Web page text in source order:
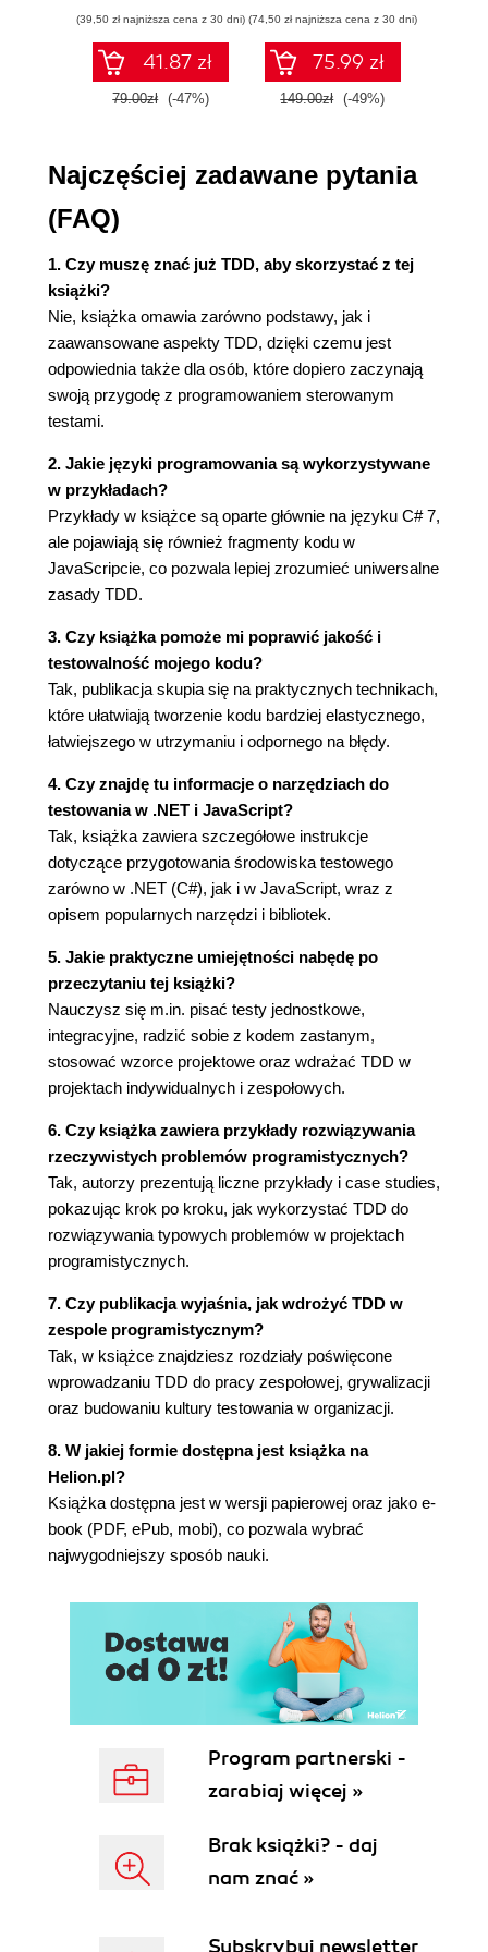
Szybsza praca 24
Różne rodzaje testów 25
Testy jednostkowe 25
Testy akceptacyjne 25
Liczba testów poszczególnych rodzajów 26
Aranżacja 26
Asercja 27
Wymagania 27
Dlaczego wymagania są ważne? 27
Historie użytkownika 27
Gherkin 29
Nasze pierwsze testy w C# 31
Nasze pierwsze testy w JavaScripcie 34
Dlaczego to ma znaczenie? 37
Podsumowanie 37
Rozdział 2. Przygotowanie środowiska testowego
w .NET 39
Przygotowanie VS Code 40
Tworzenie projektu w VS Code 44
Przygotowanie Visual Studio Community 45
Pobieranie Visual Studio Community 46
Instalacja Visual Studio Community 46
Programistyczne kata 47
Stworzenie projektu 47
Czym jest Speaker Meet? 50
Projekt Web API 51
Podsumowanie 55
w JavaScripcie 57
Node.js 57
Czym jest Node? 58
Po co nam Node? 58
Instalacja Node 58
Szybkie wprowadzenie do IDE dedykowanych dla
JavaScriptu 62
Visual Studio Code 63
WebStorm 64
Create React App 65
Czym jest Create React App? 66
Instalacja modułu globalnego 66
Tworzenie aplikacji za pomocą Reacta 66
Mocha i Chai 67
Szybkie kata sprawdzające środowisko 72
Wymagania 72
Rozpoczęcie kata 73
Podsumowanie 76
Rozdział 4. Co należy wiedzieć przed
rozpoczęciem pracy? 77
Wstrzykiwanie zależności 78
Wyodrębnianie oprogramowania
zewnętrznego 79
Sobowtóry testowe 79
Frameworki imitujące 80
Powitanie zależne od czasu 83
Kruche testy 84
Przykład wielopoziomowy 93
Podsumowanie 100
(39,50 zł najniższa cena z 30 dni)
41.87 zł
79.00zł (-47%)
(74,50 zł najniższa cena z 30 dni)
75.99 zł
149.00zł (-49%)
Najczęściej zadawane pytania
(FAQ)
1. Czy muszę znać już TDD, aby skorzystać z tej
książki?
Nie, książka omawia zarówno podstawy, jak i
zaawansowane aspekty TDD, dzięki czemu jest
odpowiednia także dla osób, które dopiero zaczynają
swoją przygodę z programowaniem sterowanym
testami.
2. Jakie języki programowania są wykorzystywane
w przykładach?
Przykłady w książce są oparte głównie na języku C# 7,
ale pojawiają się również fragmenty kodu w
JavaScripcie, co pozwala lepiej zrozumieć uniwersalne
zasady TDD.
3. Czy książka pomoże mi poprawić jakość i
testowalność mojego kodu?
Tak, publikacja skupia się na praktycznych technikach,
które ułatwiają tworzenie kodu bardziej elastycznego,
łatwiejszego w utrzymaniu i odpornego na błędy.
4. Czy znajdę tu informacje o narzędziach do
testowania w .NET i JavaScript?
Tak, książka zawiera szczegółowe instrukcje
dotyczące przygotowania środowiska testowego
zarówno w .NET (C#), jak i w JavaScript, wraz z
opisem popularnych narzędzi i bibliotek.
5. Jakie praktyczne umiejętności nabędę po
przeczytaniu tej książki?
Nauczysz się m.in. pisać testy jednostkowe,
integracyjne, radzić sobie z kodem zastanym,
stosować wzorce projektowe oraz wdrażać TDD w
projektach indywidualnych i zespołowych.
6. Czy książka zawiera przykłady rozwiązywania
rzeczywistych problemów programistycznych?
Tak, autorzy prezentują liczne przykłady i case studies,
pokazując krok po kroku, jak wykorzystać TDD do
rozwiązywania typowych problemów w projektach
programistycznych.
7. Czy publikacja wyjaśnia, jak wdrożyć TDD w
zespole programistycznym?
Tak, w książce znajdziesz rozdziały poświęcone
wprowadzaniu TDD do pracy zespołowej, grywalizacji
oraz budowaniu kultury testowania w organizacji.
8. W jakiej formie dostępna jest książka na
Helion.pl?
Książka dostępna jest w wersji papierowej oraz jako e-
book (PDF, ePub, mobi), co pozwala wybrać
najwygodniejszy sposób nauki.
Program partnerski -
zarabiaj więcej »
Brak książki? - daj
nam znać »
Subskrybuj newsletter